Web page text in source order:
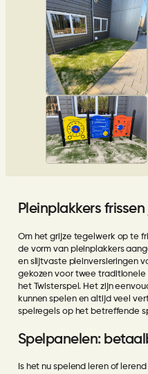
Pleinplakkers
Om het grijze tegelwerk op te
de vorm van pleinplakkers
en slijtvaste pleinversieringen
gekozen voor twee traditionele
het Twisterspel . Het zijn
kunnen spelen en altijd veel
spelregels op het betreffende
Spelpanelen:
Is het nu spelend leren of